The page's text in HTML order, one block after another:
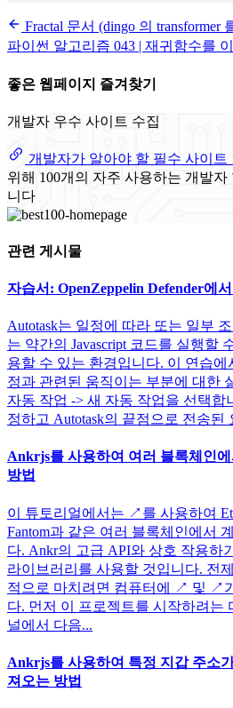
Fractal 문서 (dingo 의 transformer
파이썬 알고리즘 043 | 재귀함수를
좋은 웹페이지 즐겨찾기
개발자 우수 사이트 수집
개발자가 알아야 할 필수 사이트
위해 100개의 자주 사용하는 개발
니다
관련 게시물
자습서: OpenZeppelin Defender에
Autotask는 일정에 따라 또는 일부
는 약간의 Javascript 코드를 실행할
용할 수 있는 환경입니다. 이 연습에
정과 관련된 움직이는 부분에 대한
자동 작업 -> 새 자동 작업을 선택합
정하고 Autotask의 끝점으로 전송된
Ankrjs를 사용하여 여러 블록체인
방법
이 튜토리얼에서는 ↗를 사용하여
Fantom과 같은 여러 블록체인에서
다. Ankr의 고급 API와 상호 작용하
라이브러리를 사용할 것입니다. 전
적으로 마치려면 컴퓨터에 ↗ 및 ↗
다. 먼저 이 프로젝트를 시작하려는
널에서 다음...
Ankrjs를 사용하여 특정 지갑 주소
져오는 방법